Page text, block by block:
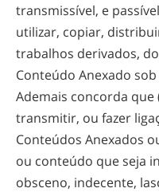
transmissível, e
utilizar, copiar,
trabalhos derivados,
Conteúdo Anexado
Ademais concorda que
transmitir, ou fazer
Conteúdos Anexados
ou conteúdo que seja
obsceno, indecente,